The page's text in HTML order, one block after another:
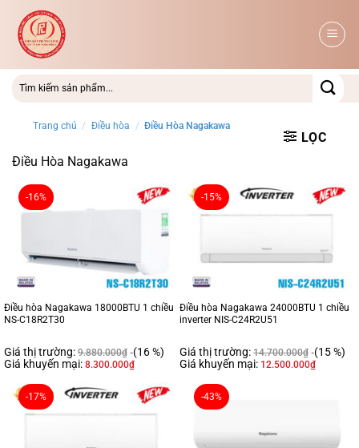
qua
dung
Trang chủ / Điều hòa / Điều Hòa Nagakawa
LỌC
Điều Hòa Nagakawa
-16%
Điều hòa Nagakawa 18000BTU 1 chiều
NS-C18R2T30
Giá thị trường: 9.880.000₫ (16 %)
Giá khuyến mại: 8.300.000₫
-15%
Điều hòa Nagakawa 24000BTU 1 chiều
inverter NIS-C24R2U51
Giá thị trường: 14.700.000₫ (15 %)
Giá khuyến mại: 12.500.000₫
-17% -43%